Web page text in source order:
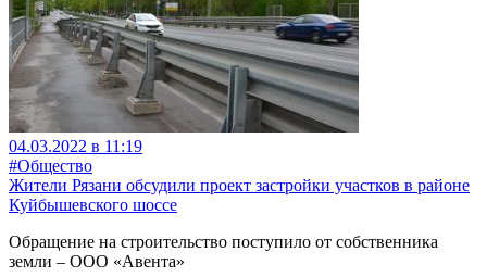
04.03.2022 в 11:19
#Общество
Жители Рязани обсудили проект застройки участков в районе
Куйбышевского шоссе
Обращение на строительство поступило от собственника
земли – ООО «Авента»